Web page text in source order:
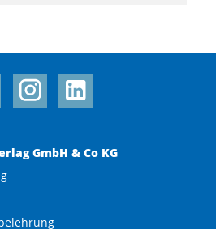
GmbH & Co KG